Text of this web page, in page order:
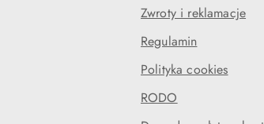
Zwroty i reklamacje
Regulamin
Polityka cookies
RODO